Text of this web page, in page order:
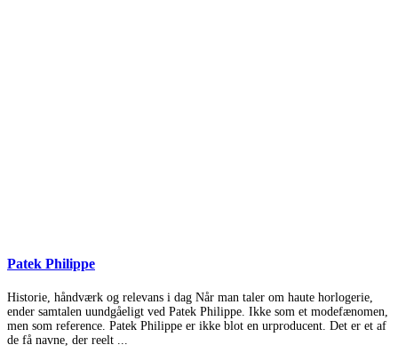
Patek Philippe
Historie, håndværk og relevans i dag Når man taler om haute horlogerie,
ender samtalen uundgåeligt ved Patek Philippe. Ikke som et modefænomen,
men som reference. Patek Philippe er ikke blot en urproducent. Det er et af
de få navne, der reelt ...